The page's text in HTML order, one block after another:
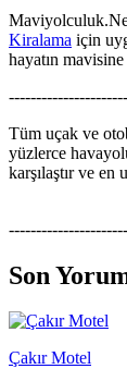
Kiralama için
hayatın
Tüm uçak ve
yüzlerce
karşılaştır ve
Son
Çakır Motel